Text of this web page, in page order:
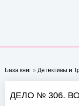
База книг » Детективы и
ДЕЛО № 306.